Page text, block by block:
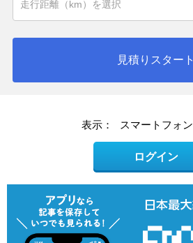
見積りスタート
表示： スマートフォン
ログイン